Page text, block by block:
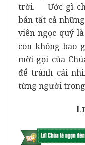
trời. Ước gì
bán tất cả
viên ngọc quý
con không bao
mời gọi của
để tránh cái
từng người